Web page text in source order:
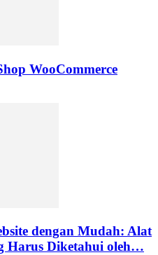
WooCommerce
dengan Mudah: Alat
Harus Diketahui oleh…